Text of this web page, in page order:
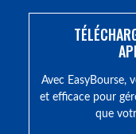
Avec EasyBourse,
et efficace pour
que